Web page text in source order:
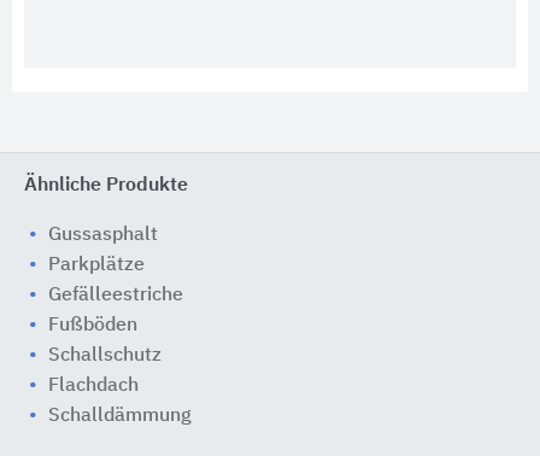
Ähnliche Produkte
Gussasphalt
Parkplätze
Gefälleestriche
Fußböden
Schallschutz
Flachdach
Schalldämmung